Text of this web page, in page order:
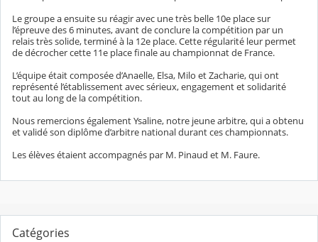
Le groupe a ensuite su réagir avec une très belle 10e place sur
l’épreuve des 6 minutes, avant de conclure la compétition par un
relais très solide, terminé à la 12e place. Cette régularité leur permet
de décrocher cette 11e place finale au championnat de France.
L’équipe était composée d’Anaelle, Elsa, Milo et Zacharie, qui ont
représenté l’établissement avec sérieux, engagement et solidarité
tout au long de la compétition.
Nous remercions également Ysaline, notre jeune arbitre, qui a obtenu
et validé son diplôme d’arbitre national durant ces championnats.
Les élèves étaient accompagnés par M. Pinaud et M. Faure.
Catégories